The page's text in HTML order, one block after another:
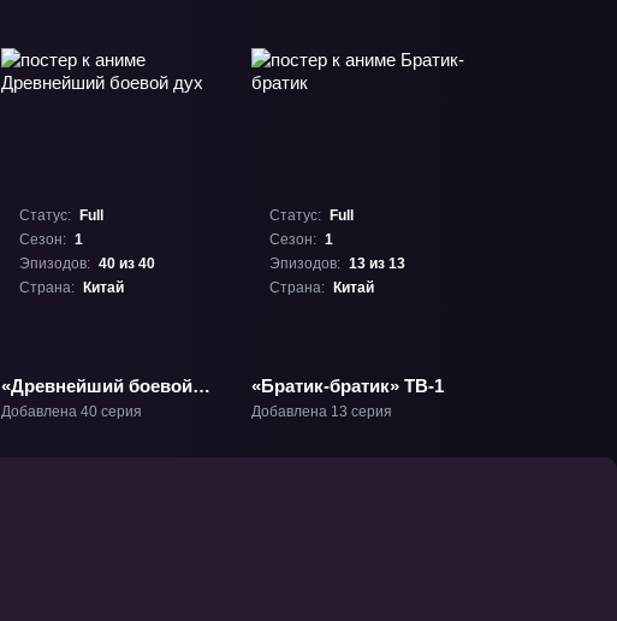
Статус:
Full
Сезон: 1
Эпизодов: 40 из 40
Страна:
Китай
«Древнейший боевой
дух» ТВ-1
Добавлена 40 серия
Статус:
Full
Сезон: 1
Эпизодов: 13 из 13
Страна:
Китай
«Братик-братик» ТВ-1
Добавлена 13 серия